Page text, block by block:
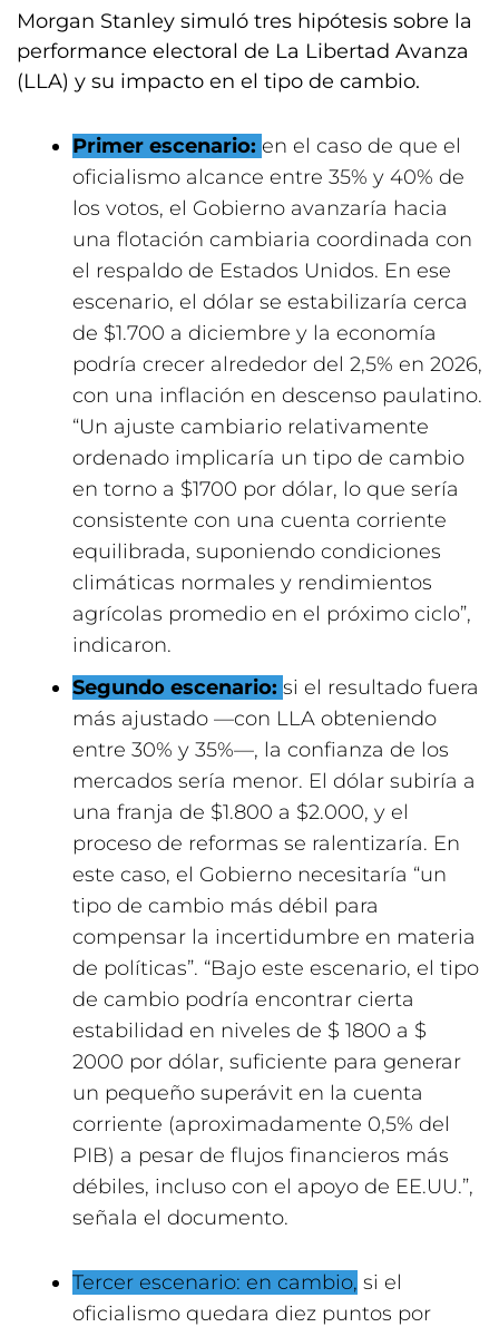
Morgan Stanley simuló tres hipótesis sobre la
performance electoral de La Libertad Avanza
(LLA) y su impacto en el tipo de cambio.
Primer escenario: en el caso de que el
oficialismo alcance entre 35% y 40% de
los votos, el Gobierno avanzaría hacia
una flotación cambiaria coordinada con
el respaldo de Estados Unidos. En ese
escenario, el dólar se estabilizaría cerca
de $1.700 a diciembre y la economía
podría crecer alrededor del 2,5% en 2026,
con una inflación en descenso paulatino.
“Un ajuste cambiario relativamente
ordenado implicaría un tipo de cambio
en torno a $1700 por dólar, lo que sería
consistente con una cuenta corriente
equilibrada, suponiendo condiciones
climáticas normales y rendimientos
agrícolas promedio en el próximo ciclo”,
indicaron.
Segundo escenario: si el resultado fuera
más ajustado —con LLA obteniendo
entre 30% y 35%—, la confianza de los
mercados sería menor. El dólar subiría a
una franja de $1.800 a $2.000, y el
proceso de reformas se ralentizaría. En
este caso, el Gobierno necesitaría “un
tipo de cambio más débil para
compensar la incertidumbre en materia
de políticas”. “Bajo este escenario, el tipo
de cambio podría encontrar cierta
estabilidad en niveles de $ 1800 a $
2000 por dólar, suficiente para generar
un pequeño superávit en la cuenta
corriente (aproximadamente 0,5% del
PIB) a pesar de flujos financieros más
débiles, incluso con el apoyo de EE.UU.”,
señala el documento.
Tercer escenario: en cambio, si el
oficialismo quedara diez puntos por